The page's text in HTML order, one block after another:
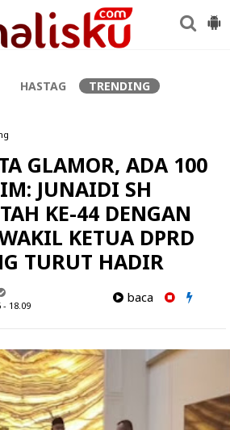
HASTAG TRENDING
GLAMOR, ADA 100
JUNAIDI SH
KE-44 DENGAN
KETUA DPRD
TURUT HADIR
- 18.09
baca